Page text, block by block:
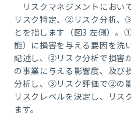
リスクマネジメントにおい
リスク特定、② リスク分析、
とを指します（図3 左側）。
能）に損害を与える要因を洗
記述し、 ②リスク分析で損害
の事業に与える影響度、及び
分析し、 ③リスク評価で②の
リスクレベルを決定し、リス
ます。